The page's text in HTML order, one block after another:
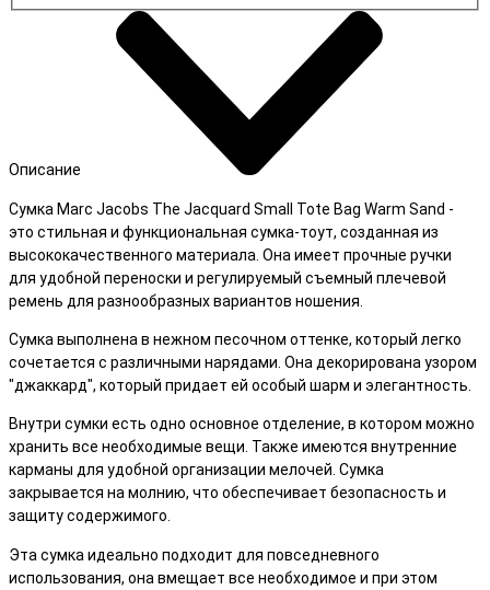
Описание
Сумка Marc Jacobs The Jacquard Small Tote Bag Warm Sand -
это стильная и функциональная сумка-тоут, созданная из
высококачественного материала. Она имеет прочные ручки
для удобной переноски и регулируемый съемный плечевой
ремень для разнообразных вариантов ношения.
Сумка выполнена в нежном песочном оттенке, который легко
сочетается с различными нарядами. Она декорирована узором
"джаккард", который придает ей особый шарм и элегантность.
Внутри сумки есть одно основное отделение, в котором можно
хранить все необходимые вещи. Также имеются внутренние
карманы для удобной организации мелочей. Сумка
закрывается на молнию, что обеспечивает безопасность и
защиту содержимого.
Эта сумка идеально подходит для повседневного
использования, она вмещает все необходимое и при этом